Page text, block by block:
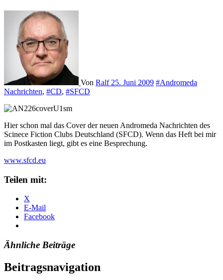
Von Ralf 25. Juni 2009 #Andromeda
Nachrichten, #CD, #SFCD
Hier schon mal das Cover der neuen Andromeda Nachrichten des
Scinece Fiction Clubs Deutschland (SFCD). Wenn das Heft bei mir
im Postkasten liegt, gibt es eine Besprechung.
www.sfcd.eu
Teilen mit:
X
E-Mail
Facebook
Ähnliche Beiträge
Beitragsnavigation